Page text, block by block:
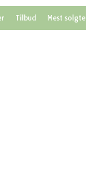
Tilbud Mest solgte